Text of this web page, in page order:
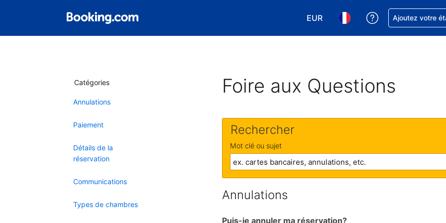
EUR
Choisissez votre devise. Votre
Choisissez votre langue.
Obtenez de
Ajoutez votre
Catégories
Annulations
Paiement
Détails de la
réservation
Communications
Types de chambres
Foire aux Questions
Rechercher
Mot clé ou sujet
Annulations
Puis-je annuler ma réservation?